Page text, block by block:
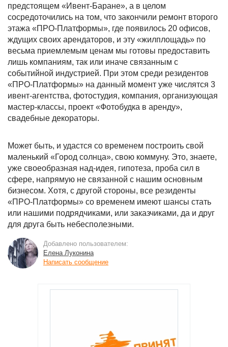
предстоящем «Ивент-Баране», а в целом
сосредоточились на том, что закончили ремонт второго
этажа «ПРО-Платформы», где появилось 20 офисов,
ждущих своих арендаторов, и эту «жилплощадь» по
весьма приемлемым ценам мы готовы предоставить
лишь компаниям, так или иначе связанным с
событийной индустрией. При этом среди резидентов
«ПРО-Платформы» на данный момент уже числятся 3
ивент-агентства, фотостудия, компания, организующая
мастер-классы, проект «Фотобудка в аренду»,
свадебные декораторы.
Может быть, и удастся со временем построить свой
маленький «Город солнца», свою коммуну. Это, знаете,
уже своеобразная над-идея, гипотеза, проба сил в
сфере, напрямую не связанной с нашим основным
бизнесом. Хотя, с другой стороны, все резиденты
«ПРО-Платформы» со временем имеют шансы стать
или нашими подрядчиками, или заказчиками, да и друг
для друга быть небесполезными.
Добавлено пользователем:
Елена Луконина
Написать сообщение